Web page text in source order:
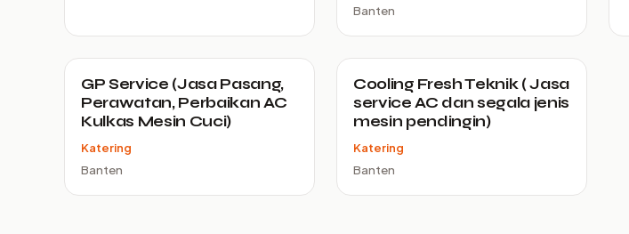
Banten
GP Service (Jasa Pasang,
Perawatan, Perbaikan AC
Kulkas Mesin Cuci)
Katering
Banten
Cooling Fresh Teknik ( Jasa
service AC dan segala jenis
mesin pendingin)
Katering
Banten